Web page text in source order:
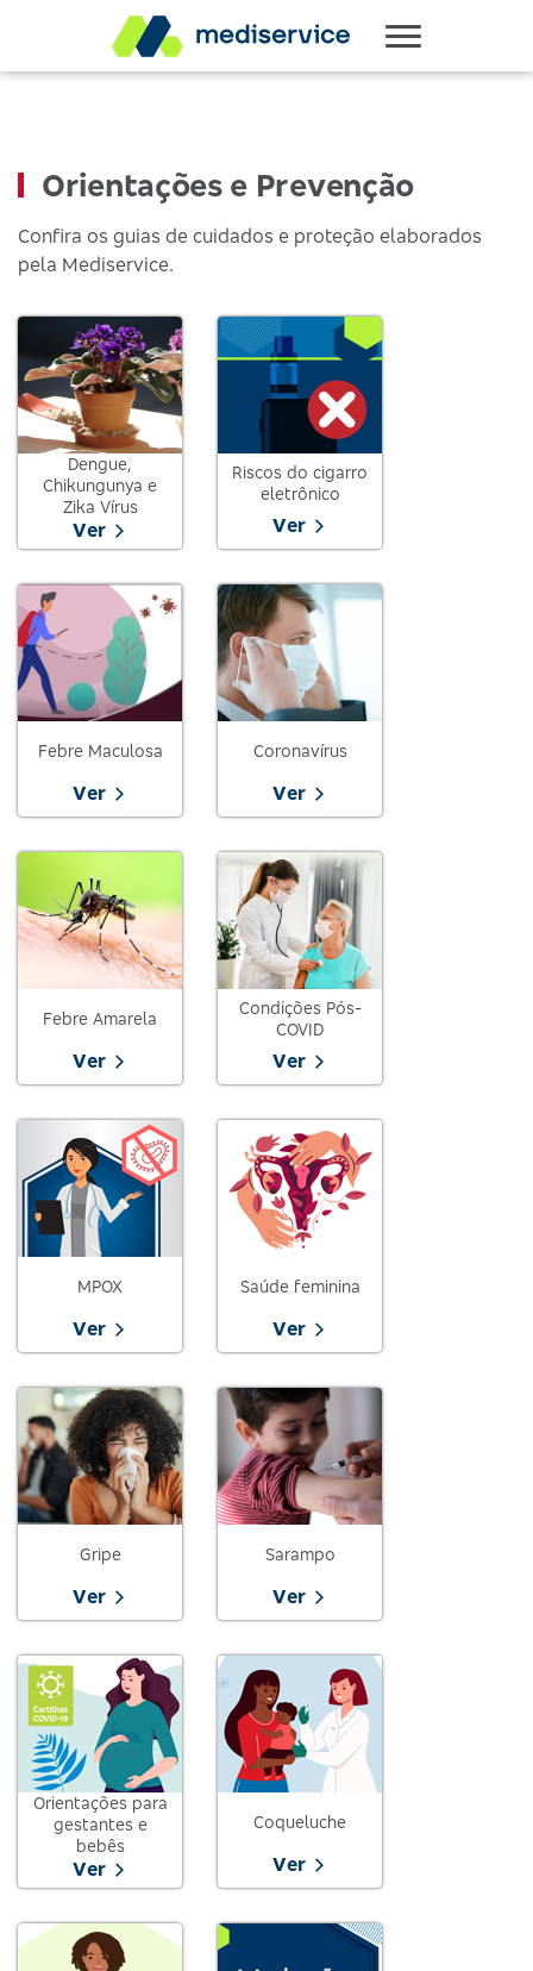
Orientações e Prevenção
Confira os guias de cuidados e proteção elaborados
pela Mediservice.
Dengue,
Chikungunya e
Zika Vírus
Ver
Riscos do cigarro
eletrônico
Ver
Febre Maculosa
Ver
Coronavírus
Ver
Febre Amarela
Ver
Condições Pós-
COVID
Ver
MPOX
Ver
Saúde feminina
Ver
Gripe
Ver
Sarampo
Ver
Orientações para
gestantes e
bebês
Ver
Coqueluche
Ver